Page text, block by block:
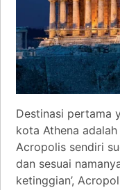
Destinasi pertama
kota Athena
Acropolis sendiri
dan sesuai
ketinggian’,